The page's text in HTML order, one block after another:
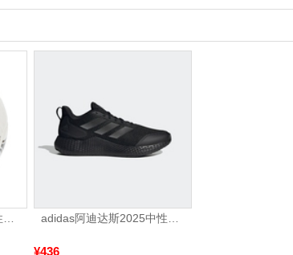
adidas阿迪达斯2025中性TANGO GLIDER足球S12241 adidas阿迪达斯2025中性edge gamedaySPW FTW-跑步GW2499
¥436